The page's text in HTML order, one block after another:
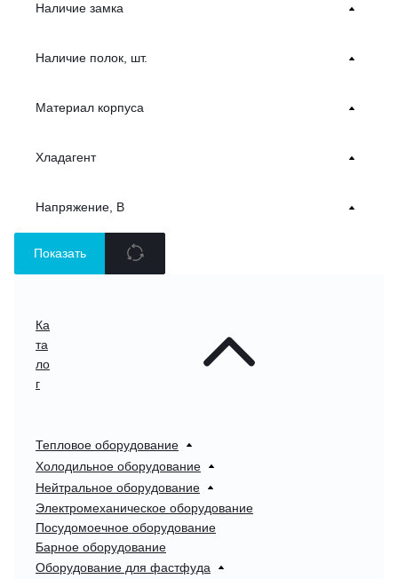
Наличие замка
Наличие полок, шт.
Материал корпуса
Хладагент
Напряжение, В
Показать
Ка
та
ло
г
Тепловое оборудование
Холодильное оборудование
Нейтральное оборудование
Электромеханическое оборудование
Посудомоечное оборудование
Барное оборудование
Оборудование для фастфуда